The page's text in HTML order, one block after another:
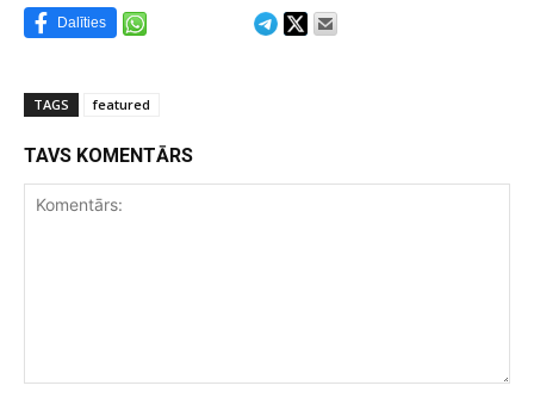
Dalīties
TAGS featured
TAVS KOMENTĀRS